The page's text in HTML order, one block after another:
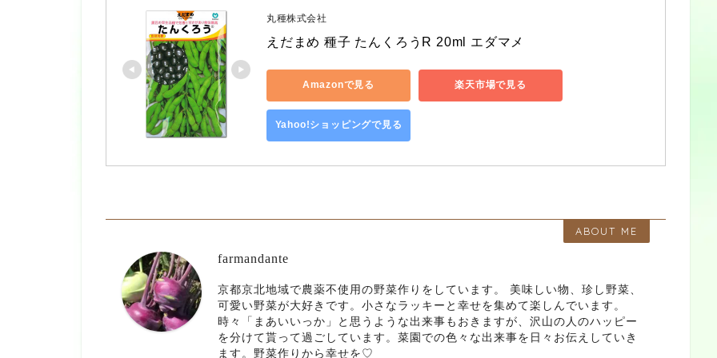
丸種株式会社
えだまめ 種子 たんくろうR 20ml エダマメ
Amazonで見る 楽天市場で見る
Yahoo!ショッピングで見る
ABOUT ME
farmandante
京都京北地域で農薬不使用の野菜作りをしています。 美味しい物、珍し野菜、
可愛い野菜が大好きです。小さなラッキーと幸せを集めて楽しんでいます。
時々「まあいいっか」と思うような出来事もおきますが、沢山の人のハッピー
を分けて貰って過ごしています。菜園での色々な出来事を日々お伝えしていき
ます。野菜作りから幸せを♡